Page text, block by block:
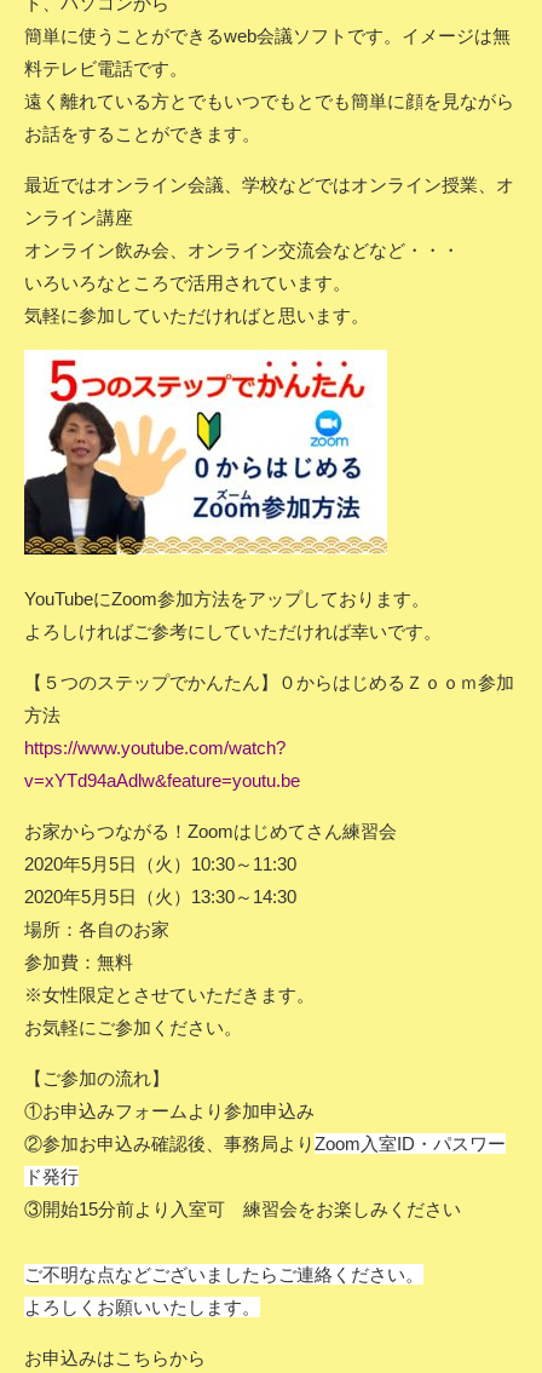
簡単に使うことができるweb会議ソフトです。イメージは無
料テレビ電話です。
遠く離れている方とでもいつでもとでも簡単に顔を見ながら
お話をすることができます。
最近ではオンライン会議、学校などではオンライン授業、オ
ンライン講座
オンライン飲み会、オンライン交流会などなど・・・
いろいろなところで活用されています。
気軽に参加していただければと思います。
YouTubeにZoom参加方法をアップしております。
よろしければご参考にしていただければ幸いです。
【５つのステップでかんたん】０からはじめるＺｏｏｍ参加
方法
https://www.youtube.com/watch?
v=xYTd94aAdlw&feature=youtu.be
お家からつながる！Zoomはじめてさん練習会
2020年5月5日（火）10:30～11:30
2020年5月5日（火）13:30～14:30
場所：各自のお家
参加費：無料
※女性限定とさせていただきます。
お気軽にご参加ください。
【ご参加の流れ】
①お申込みフォームより参加申込み
②参加お申込み確認後、事務局よりZoom入室ID・パスワー
ド発行
③開始15分前より入室可 練習会をお楽しみください
ご不明な点などございましたらご連絡ください。
よろしくお願いいたします。
お申込みはこちらから